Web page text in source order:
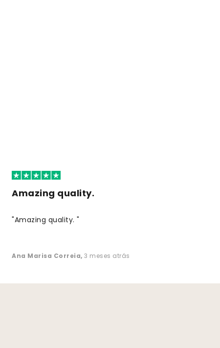
Amazing quality.
"Amazing quality. "
Ana Marisa Correia, 3 meses atrás